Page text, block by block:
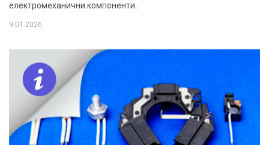
електромеханични компоненти.
9.01.2026